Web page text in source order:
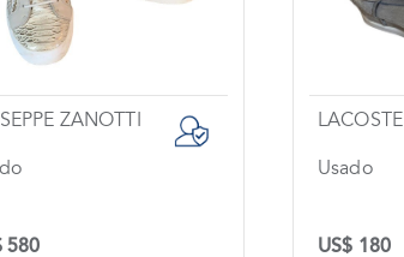
ZANOTTI
580
LACOSTE
Usado
US$ 180